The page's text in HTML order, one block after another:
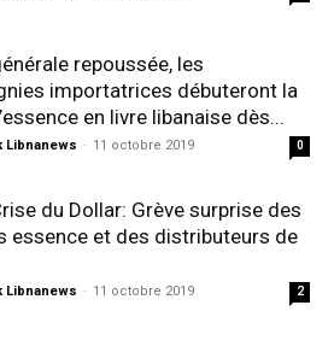
repoussée, les
importatrices débuteront la
en livre libanaise dès...
Libnanews - 11 octobre 2019 0
du Dollar: Grève surprise des
essence et des distributeurs de
Libnanews - 11 octobre 2019 2